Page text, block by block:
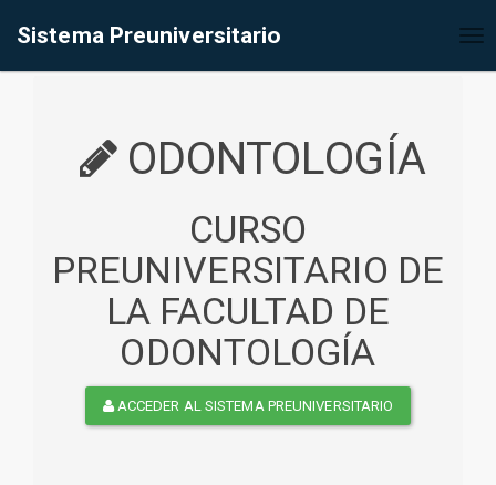
Sistema Preuniversitario
ODONTOLOGÍA
CURSO
PREUNIVERSITARIO DE
LA FACULTAD DE
ODONTOLOGÍA
ACCEDER AL SISTEMA PREUNIVERSITARIO